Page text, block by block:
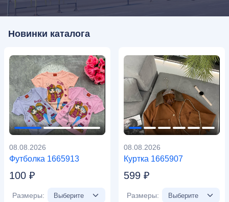
Новинки каталога
Футболка 1665913
08.08.2026
100 ₽
Размеры:
Куртка 1665907
08.08.2026
599 ₽
Размеры: